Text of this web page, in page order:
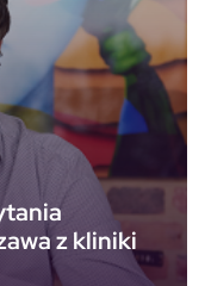
z kliniki